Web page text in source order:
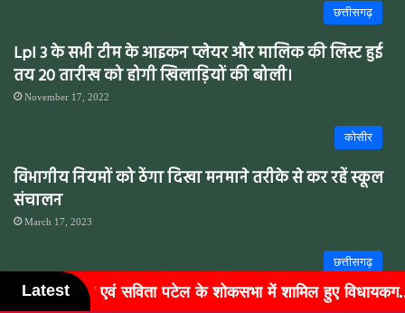
छत्तीसगढ़
Lpl 3 के सभी टीम के आइकन प्लेयर और मालिक की लिस्ट हुई
तय 20 तारीख को होगी खिलाड़ियों की बोली।
November 17, 2022
कोसीर
विभागीय नियमों को ठेंगा दिखा मनमाने तरीके से कर रहें स्कूल
संचालन
March 17, 2023
छत्तीसगढ़
छ.ग. लघु वेतन शासकीय चतुर्थ वर्ग कर्मचारी संघ ने अनिल
Latest
में शामिल हुए विधायकग... बुजुर्गों के चेहरों पर लौटी मुस्कान,